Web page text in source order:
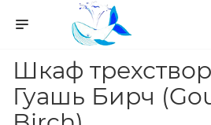
Шкаф
Гуашь Бирч